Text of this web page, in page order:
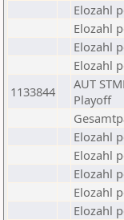
Elozahl
Elozahl
Elozahl
Elozahl
1133844
AUT
Playoff
Elozahl
Elozahl
Elozahl
Elozahl
Elozahl